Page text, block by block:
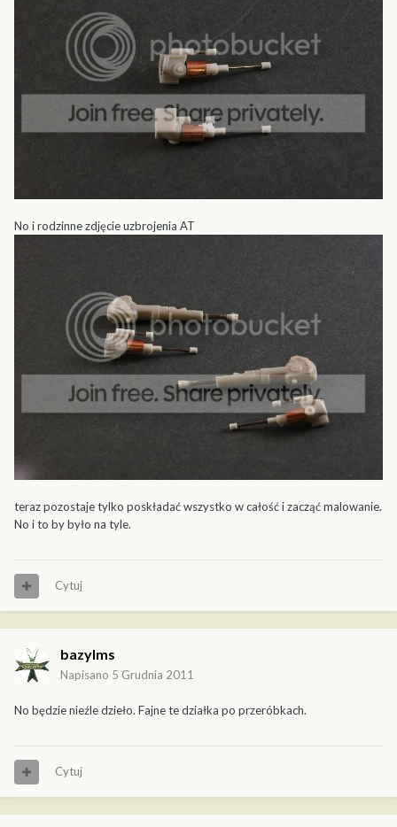
No i rodzinne zdjęcie uzbrojenia AT
teraz pozostaje tylko poskładać wszystko w całość i zacząć malowanie.
No i to by było na tyle.
Cytuj
bazylms
Napisano 5 Grudnia 2011
No będzie nieźle dzieło. Fajne te działka po przeróbkach.
Cytuj